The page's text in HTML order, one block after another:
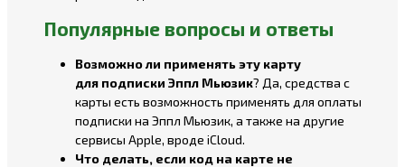
Популярные вопросы и ответы
Возможно ли применять эту карту
для подписки Эппл Мьюзик? Да, средства с
карты есть возможность применять для оплаты
подписки на Эппл Мьюзик, а также на другие
сервисы Apple, вроде iCloud.
Что делать, если код на карте не